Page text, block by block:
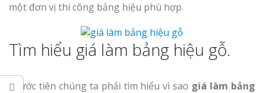
một đơn vị thi công bảng hiệu phù hợp.
Tìm hiểu giá làm bảng hiệu gỗ.
Trước tiên chúng ta phải tìm hiểu vì sao giá làm bảng
Làm bảng hiệu gỗ tại
Nghệ An